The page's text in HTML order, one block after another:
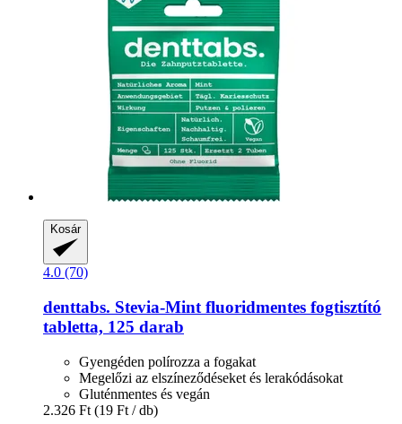
Kosár
4.0 (70)
denttabs. Stevia-​Mint fluoridmentes fogtisztító
tabletta, 125 darab
Gyengéden polírozza a fogakat
Megelőzi az elszíneződéseket és lerakódásokat
Gluténmentes és vegán
2.326 Ft (19 Ft / db)